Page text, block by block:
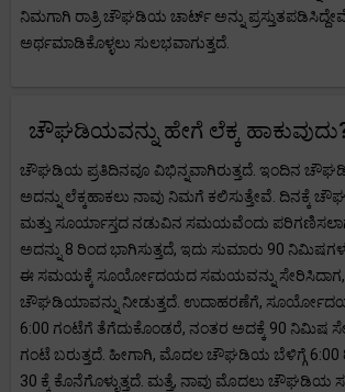
ನಿಮಗಾಗಿ ರಾತ್ರಿ ಚೌಘಡಿಯ ಚಾರ್ಟ್ ಅನ್ನು
ಅರ್ಥಮಾಡಿಕೊಳ್ಳಲು ಸುಲಭವಾಗುತ್ತದೆ.
ಚೌಘಡಿಯವನ್ನು ಹೇಗೆ ಲೆಕ್ಕ
ಚೌಘಡಿಯ ಪ್ರತಿದಿನವೂ ವಿಭಿನ್ನವಾಗಿರುತ್ತದೆ. ಇಂದಿನ
ಅದನ್ನು ಲೆಕ್ಕಹಾಕಲು ನಾವು ನಿಮಗೆ ಕಲಿಸುತ್ತೇವೆ.
ಮತ್ತು ಸೂರ್ಯಾಸ್ತದ ನಡುವಿನ ಸಮಯವೆಂದು
ಅದನ್ನು 8 ರಿಂದ ಭಾಗಿಸುತ್ತದೆ, ಇದು ಸುಮಾರು 90
ಈ ಸಮಯಕ್ಕೆ ಸೂರ್ಯೋದಯದ ಸಮಯವನ್ನು
ಚೌಘಡಿಯಾವನ್ನು ನೀಡುತ್ತದೆ. ಉದಾಹರಣೆಗೆ,
6:00 ಗಂಟೆಗೆ ತೆಗೆದುಕೊಂಡರೆ, ನಂತರ ಅದಕ್ಕೆ 90 ನಿಮಿಷ
ಗಂಟೆ ಬರುತ್ತದೆ. ಹೀಗಾಗಿ, ಮೊದಲ ಚೌಘಡಿಯ ಬೆಳಿಗ್ಗೆ 6:00
30 ಕ್ಕೆ ಕೊನೆಗೊಳ್ಳುತ್ತದೆ. ಮತ್ತೆ, ನಾವು ಮೊದಲು ಚೌಘಡಿಯ